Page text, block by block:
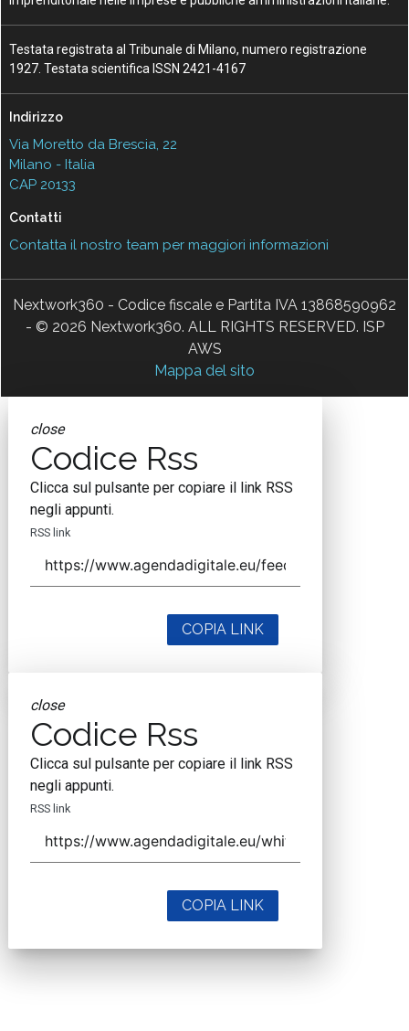
Testata registrata al Tribunale di Milano, numero registrazione
1927. Testata scientifica ISSN 2421-4167
Indirizzo
Via Moretto da Brescia, 22
Milano - Italia
CAP 20133
Contatti
Contatta il nostro team per maggiori informazioni
Nextwork360 - Codice fiscale e Partita IVA 13868590962
- © 2026 Nextwork360. ALL RIGHTS RESERVED. ISP
AWS
Mappa del sito
close
Codice Rss
Clicca sul pulsante per copiare il link RSS
negli appunti.
RSS link
COPIA LINK
close
Codice Rss
Clicca sul pulsante per copiare il link RSS
negli appunti.
RSS link
COPIA LINK